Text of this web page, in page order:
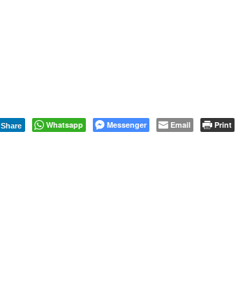
Share Whatsapp Messenger Email Print